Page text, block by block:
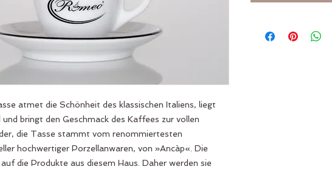
atmet die Schönheit des klassischen Italiens, liegt
und bringt den Geschmack des Kaffees zur vollen
die Tasse stammt vom renommiertesten
hochwertiger Porzellanwaren, von »Ancàp«. Die
die Produkte aus diesem Haus. Daher werden sie